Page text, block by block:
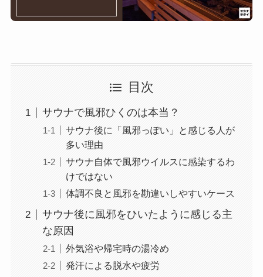
目次
サウナで風邪ひくのは本当？
サウナ後に「風邪っぽい」と感じる人が
多い理由
サウナ自体で風邪ウイルスに感染するわ
けではない
体調不良と風邪を勘違いしやすいケース
サウナ後に風邪をひいたように感じる主
な原因
外気浴や帰宅時の湯冷め
発汗による脱水や疲労